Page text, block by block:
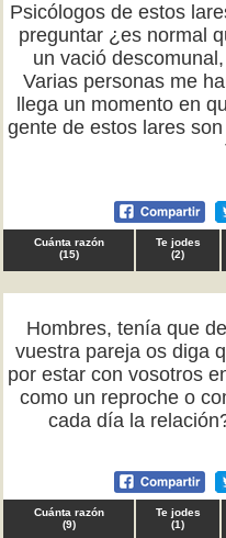
Psicólogos de estos
preguntar ¿es normal
un vació
Varias personas me
llega un momento en
gente de estos lares
Cuánta razón
(15)
Te jodes
(2)
Hombres, tenía que
vuestra pareja os diga
por estar con vosotros
como un reproche o
cada día la
Cuánta razón
(9)
Te jodes
(1)